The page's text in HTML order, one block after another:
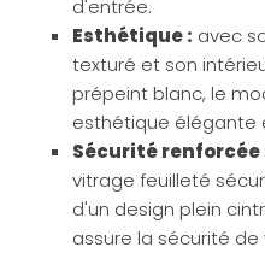
d'entrée.
Esthétique : avec
texturé et son
prépeint blanc, le
esthétique élégante
Sécurité renforcée
vitrage feuilleté
d'un design plein
assure la sécurité